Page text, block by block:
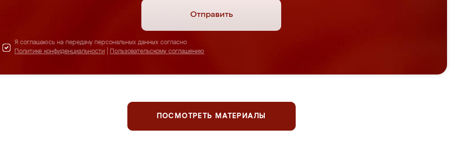
Отправить
Я соглашаюсь на передачу персональных данных согласно
Политике конфиденциальности
Пользовательскому соглашению
ПОСМОТРЕТЬ МАТЕРИАЛЫ